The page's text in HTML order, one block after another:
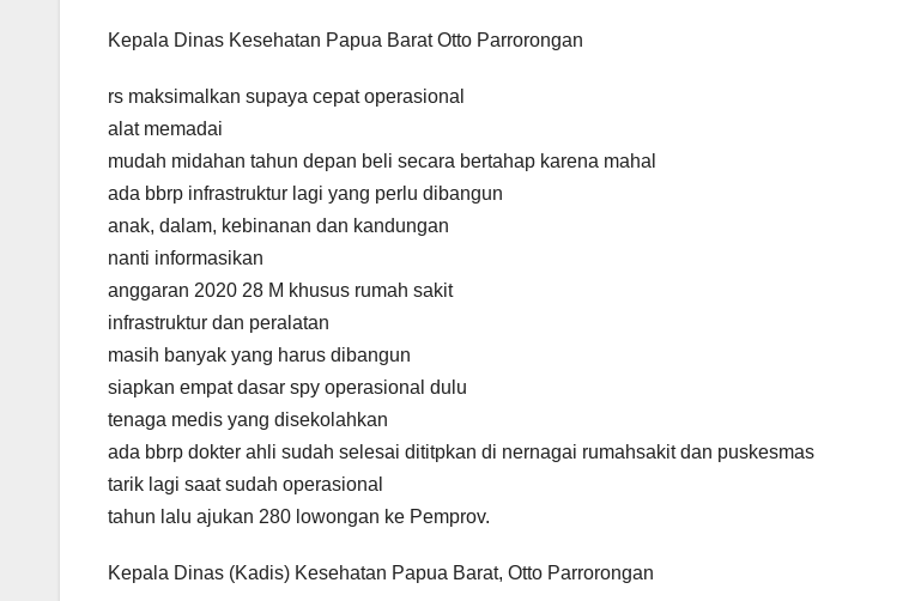
Kepala Dinas Kesehatan Papua Barat Otto Parrorongan
rs maksimalkan supaya cepat operasional
alat memadai
mudah midahan tahun depan beli secara bertahap karena mahal
ada bbrp infrastruktur lagi yang perlu dibangun
anak, dalam, kebinanan dan kandungan
nanti informasikan
anggaran 2020 28 M khusus rumah sakit
infrastruktur dan peralatan
masih banyak yang harus dibangun
siapkan empat dasar spy operasional dulu
tenaga medis yang disekolahkan
ada bbrp dokter ahli sudah selesai dititpkan di nernagai rumahsakit dan puskesmas
tarik lagi saat sudah operasional
tahun lalu ajukan 280 lowongan ke Pemprov.
Kepala Dinas (Kadis) Kesehatan Papua Barat, Otto Parrorongan